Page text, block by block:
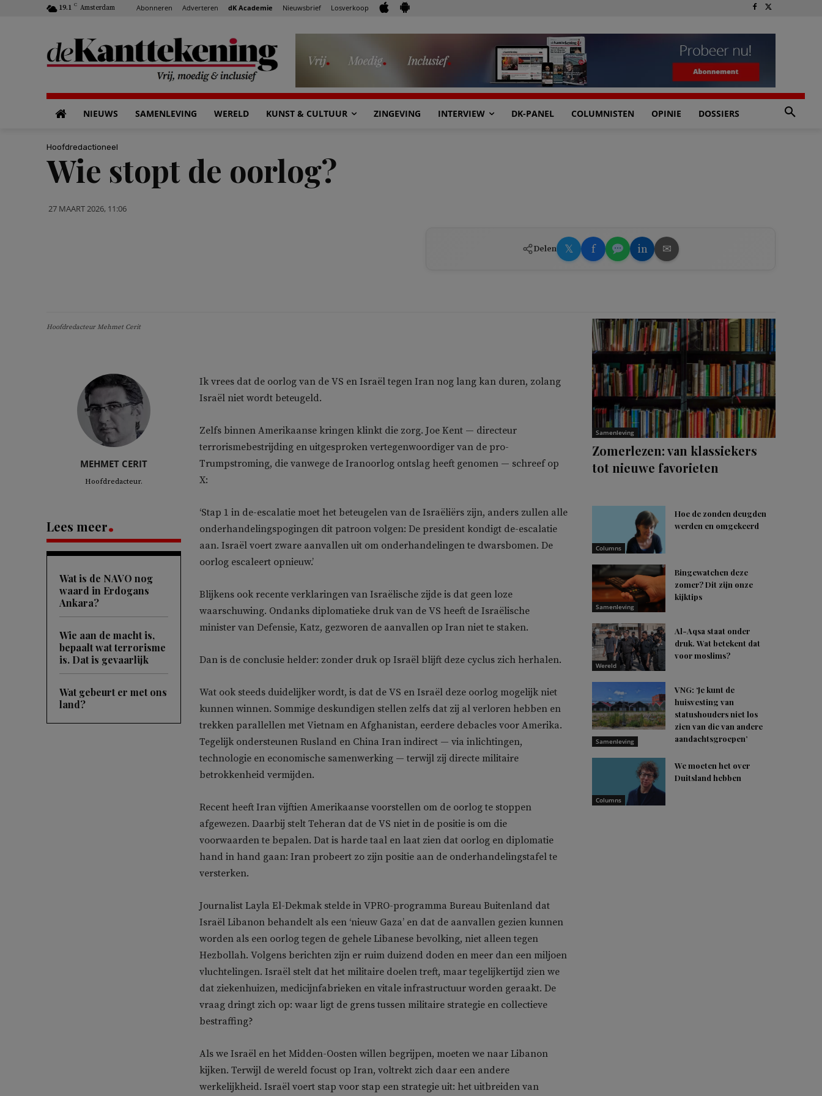
19.1 C Amsterdam Abonneren Adverteren dK Academie Nieuwsbrief Losverkoop
NIEUWS SAMENLEVING WERELD KUNST & CULTUUR ZINGEVING INTERVIEW DK-PANEL COLUMNISTEN OPINIE DOSSIERS
Hoofdredactioneel
Wie stopt de oorlog?
27 MAART 2026, 11:06
Delen 𝕏 f in ✉
Hoofdredacteur Mehmet Cerit
MEHMET CERIT
Hoofdredacteur.
Lees meer
Wat is de NAVO nog
waard in Erdogans
Ankara?
Wie aan de macht is,
bepaalt wat terrorisme
is. Dat is gevaarlijk
Wat gebeurt er met ons
land?
Ik vrees dat de oorlog van de VS en Israël tegen Iran nog lang kan duren, zolang
Israël niet wordt beteugeld.
Zelfs binnen Amerikaanse kringen klinkt die zorg. Joe Kent — directeur
terrorismebestrijding en uitgesproken vertegenwoordiger van de pro-
Trumpstroming, die vanwege de Iranoorlog ontslag heeft genomen — schreef op
X:
‘Stap 1 in de-escalatie moet het beteugelen van de Israëliërs zijn, anders zullen alle
onderhandelingspogingen dit patroon volgen: De president kondigt de-escalatie
aan. Israël voert zware aanvallen uit om onderhandelingen te dwarsbomen. De
oorlog escaleert opnieuw.’
Blijkens ook recente verklaringen van Israëlische zijde is dat geen loze
waarschuwing. Ondanks diplomatieke druk van de VS heeft de Israëlische
minister van Defensie, Katz, gezworen de aanvallen op Iran niet te staken.
Dan is de conclusie helder: zonder druk op Israël blijft deze cyclus zich herhalen.
Wat ook steeds duidelijker wordt, is dat de VS en Israël deze oorlog mogelijk niet
kunnen winnen. Sommige deskundigen stellen zelfs dat zij al verloren hebben en
trekken parallellen met Vietnam en Afghanistan, eerdere debacles voor Amerika.
Tegelijk ondersteunen Rusland en China Iran indirect — via inlichtingen,
technologie en economische samenwerking — terwijl zij directe militaire
betrokkenheid vermijden.
Recent heeft Iran vijftien Amerikaanse voorstellen om de oorlog te stoppen
afgewezen. Daarbij stelt Teheran dat de VS niet in de positie is om die
voorwaarden te bepalen. Dat is harde taal en laat zien dat oorlog en diplomatie
hand in hand gaan: Iran probeert zo zijn positie aan de onderhandelingstafel te
versterken.
Journalist Layla El-Dekmak stelde in VPRO-programma Bureau Buitenland dat
Israël Libanon behandelt als een ‘nieuw Gaza’ en dat de aanvallen gezien kunnen
worden als een oorlog tegen de gehele Libanese bevolking, niet alleen tegen
Hezbollah. Volgens berichten zijn er ruim duizend doden en meer dan een miljoen
vluchtelingen. Israël stelt dat het militaire doelen treft, maar tegelijkertijd zien we
dat ziekenhuizen, medicijnfabrieken en vitale infrastructuur worden geraakt. De
vraag dringt zich op: waar ligt de grens tussen militaire strategie en collectieve
bestraffing?
Als we Israël en het Midden-Oosten willen begrijpen, moeten we naar Libanon
kijken. Terwijl de wereld focust op Iran, voltrekt zich daar een andere
werkelijkheid. Israël voert stap voor stap een strategie uit: het uitbreiden van
Samenleving
Zomerlezen: van klassiekers
tot nieuwe favorieten
Columns
Hoe de zonden deugden
werden en omgekeerd
Samenleving
Bingewatchen deze
zomer? Dit zijn onze
kijktips
Wereld
Al-Aqsa staat onder
druk. Wat betekent dat
voor moslims?
Samenleving
VNG: ‘Je kunt de
huisvesting van
statushouders niet los
zien van die van andere
aandachtsgroepen’
Columns
We moeten het over
Duitsland hebben